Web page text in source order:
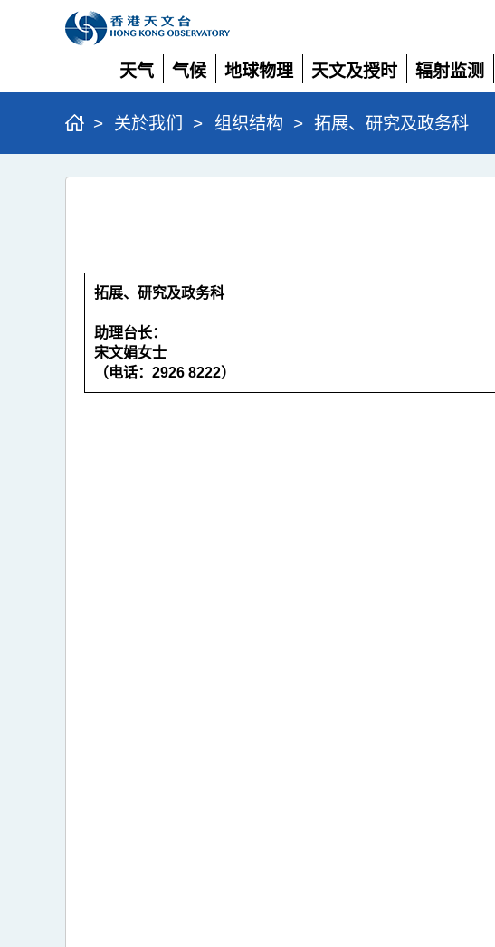
天气
展
开
气候
展
开
地球物理
展
开
天文及授时
展
开
辐射监测
展
开
> 关於我们 > 组织结构 > 拓展、研究及政务科
拓
究
科
拓展、研究及政务科
助理台长：
宋文娟女士
（电话：2926 8222）